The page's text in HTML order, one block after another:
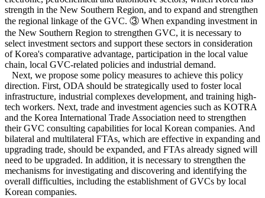
strength in the New Southern Region, and to expand and strengthen
the regional linkage of the GVC. ③ When expanding investment in
the New Southern Region to strengthen GVC, it is necessary to
select investment sectors and support these sectors in consideration
of Korea's comparative advantage, participation in the local value
chain, local GVC-related policies and industrial demand.
Next, we propose some policy measures to achieve this policy
direction. First, ODA should be strategically used to foster local
infrastructure, industrial complexes development, and training high-
tech workers. Next, trade and investment agencies such as KOTRA
and the Korea International Trade Association need to strengthen
their GVC consulting capabilities for local Korean companies. And
bilateral and multilateral FTAs, which are effective in expanding and
upgrading trade, should be expanded, and FTAs already signed will
need to be upgraded. In addition, it is necessary to strengthen the
mechanisms for investigating and discovering and identifying the
overall difficulties, including the establishment of GVCs by local
Korean companies.